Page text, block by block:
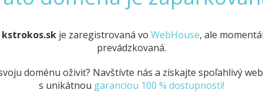
kstrokos.sk je zaregistrovaná vo WebHouse, ale
prevádzkovaná.
doménu oživiť? Navštívte nás a získajte spoľahlivý
s unikátnou garanciou 100 % dostupnosti!